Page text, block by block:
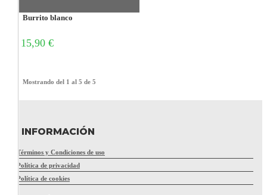
Burrito blanco
15,90 €
Mostrando del 1 al 5 de 5
INFORMACIÓN
Términos y Condiciones de uso
Política de privacidad
Política de cookies